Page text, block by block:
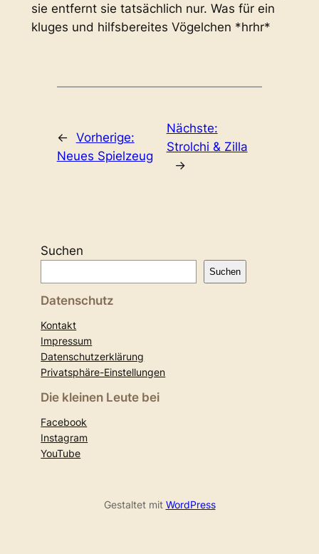
sie entfernt sie tatsächlich nur. Was für ein
kluges und hilfsbereites Vögelchen *hrhr*
← Vorherige:
Neues Spielzeug
Nächste:
Strolchi & Zilla
→
Suchen
Suchen
Datenschutz
Kontakt
Impressum
Datenschutzerklärung
Privatsphäre-Einstellungen
Die kleinen Leute bei
Facebook
Instagram
YouTube
Gestaltet mit WordPress